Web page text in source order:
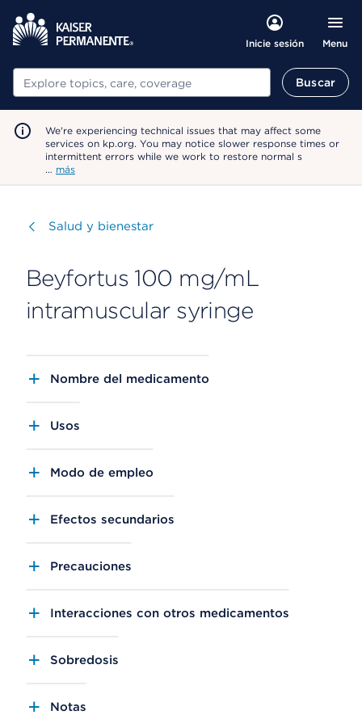
Inicie sesión Menu
Buscar Buscar
We're experiencing technical issues that may affect some
services on kp.org. You may notice slower response times or
intermittent errors while we work to restore normal s
… más
Visitar
Salud y bienestar
Beyfortus 100 mg/mL
intramuscular syringe
Nombre del medicamento
Usos
Modo de empleo
Efectos secundarios
Precauciones
Interacciones con otros medicamentos
Sobredosis
Notas